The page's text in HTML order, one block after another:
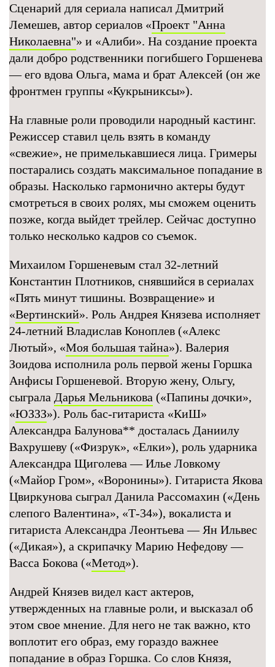
Сценарий для сериала написал Дмитрий
Лемешев, автор сериалов «Проект "Анна
Николаевна"» и «Алиби». На создание проекта
дали добро родственники погибшего Горшенева
— его вдова Ольга, мама и брат Алексей (он же
фронтмен группы «Кукрыниксы»).
На главные роли проводили народный кастинг.
Режиссер ставил цель взять в команду
«свежие», не примелькавшиеся лица. Гримеры
постарались создать максимальное попадание в
образы. Насколько гармонично актеры будут
смотреться в своих ролях, мы сможем оценить
позже, когда выйдет трейлер. Сейчас доступно
только несколько кадров со съемок.
Михаилом Горшеневым стал 32-летний
Константин Плотников, снявшийся в сериалах
«Пять минут тишины. Возвращение» и
«Вертинский». Роль Андрея Князева исполняет
24-летний Владислав Коноплев («Алекс
Лютый», «Моя большая тайна»). Валерия
Зоидова исполнила роль первой жены Горшка
Анфисы Горшеневой. Вторую жену, Ольгу,
сыграла Дарья Мельникова («Папины дочки»,
«ЮЗЗЗ»). Роль бас-гитариста «КиШ»
Александра Балунова** досталась Даниилу
Вахрушеву («Физрук», «Елки»), роль ударника
Александра Щиголева — Илье Ловкому
(«Майор Гром», «Воронины»). Гитариста Якова
Цвиркунова сыграл Данила Рассомахин («День
слепого Валентина», «Т-34»), вокалиста и
гитариста Александра Леонтьева — Ян Ильвес
(«Дикая»), а скрипачку Марию Нефедову —
Васса Бокова («Метод»).
Андрей Князев видел каст актеров,
утвержденных на главные роли, и высказал об
этом свое мнение. Для него не так важно, кто
воплотит его образ, ему гораздо важнее
попадание в образ Горшка. Со слов Князя,